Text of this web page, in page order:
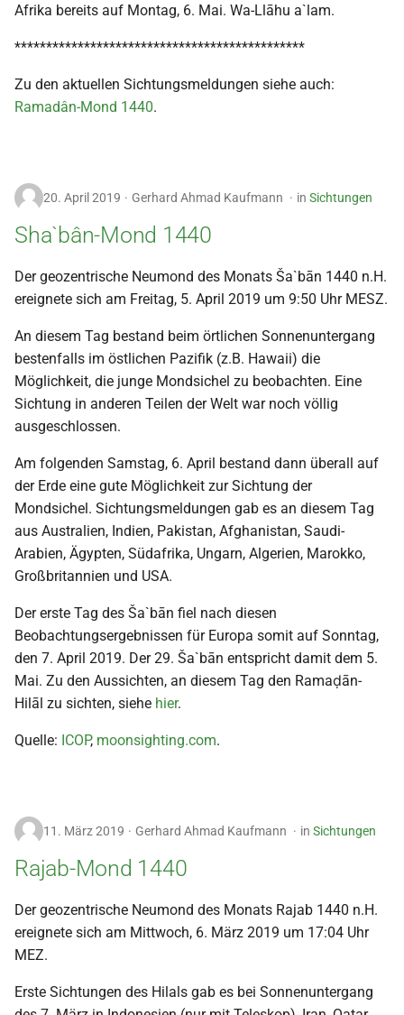
Afrika bereits auf Montag, 6. Mai. Wa-Llāhu a`lam.
**********************************************
Zu den aktuellen Sichtungsmeldungen siehe auch:
Ramadân-Mond 1440.
20. April 2019 Gerhard Ahmad Kaufmann in Sichtungen
Sha`bân-Mond 1440
Der geozentrische Neumond des Monats Ša`bān 1440 n.H.
ereignete sich am Freitag, 5. April 2019 um 9:50 Uhr MESZ.
An diesem Tag bestand beim örtlichen Sonnenuntergang
bestenfalls im östlichen Pazifik (z.B. Hawaii) die
Möglichkeit, die junge Mondsichel zu beobachten. Eine
Sichtung in anderen Teilen der Welt war noch völlig
ausgeschlossen.
Am folgenden Samstag, 6. April bestand dann überall auf
der Erde eine gute Möglichkeit zur Sichtung der
Mondsichel. Sichtungsmeldungen gab es an diesem Tag
aus Australien, Indien, Pakistan, Afghanistan, Saudi-
Arabien, Ägypten, Südafrika, Ungarn, Algerien, Marokko,
Großbritannien und USA.
Der erste Tag des Ša`bān fiel nach diesen
Beobachtungsergebnissen für Europa somit auf Sonntag,
den 7. April 2019. Der 29. Ša`bān entspricht damit dem 5.
Mai. Zu den Aussichten, an diesem Tag den Ramaḍān-
Hilāl zu sichten, siehe hier.
Quelle: ICOP, moonsighting.com.
11. März 2019 Gerhard Ahmad Kaufmann in Sichtungen
Rajab-Mond 1440
Der geozentrische Neumond des Monats Rajab 1440 n.H.
ereignete sich am Mittwoch, 6. März 2019 um 17:04 Uhr
MEZ.
Erste Sichtungen des Hilals gab es bei Sonnenuntergang